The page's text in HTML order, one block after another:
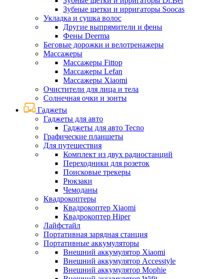
Зубные щетки и ирригаторы Soocas
Укладка и сушка волос
Другие выпрямители и фены
Фены Deerma
Беговые дорожки и велотренажеры
Массажеры
Массажеры Fittop
Массажеры Lefan
Массажеры Xiaomi
Очистители для лица и тела
Солнечная очки и зонты
Гаджеты
Гаджеты для авто
Гаджеты для авто Tecno
Графические планшеты
Для путешествия
Комплект из двух радиостанций
Переходники для розеток
Поисковые трекеры
Рюкзаки
Чемоданы
Квадрокоптеры
Квадрокоптер Xiaomi
Квадрокоптер Hiper
Лайфстайл
Портативная зарядная станция
Портативные аккумуляторы
Внешний аккумулятор Xiaomi
Внешний аккумулятор Accesstyle
Внешний аккумулятор Mophie